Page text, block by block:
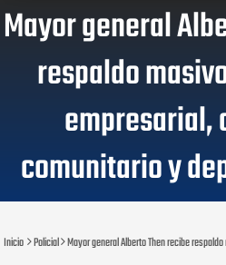
Mayor general
respaldo
empresarial,
comunitario y
Inicio Policial Mayor general Alberto Then recibe